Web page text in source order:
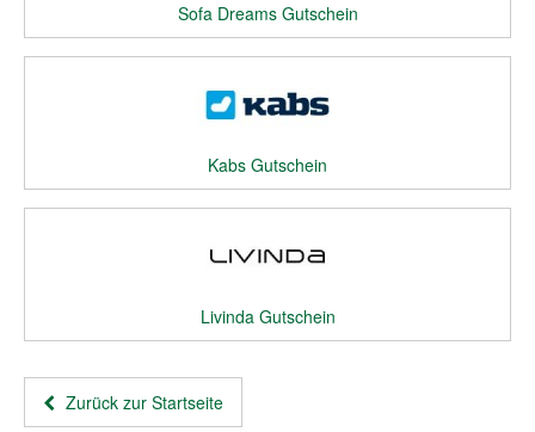
Sofa Dreams Gutschein
Kabs Gutschein
Livinda Gutschein
Zurück zur Startseite